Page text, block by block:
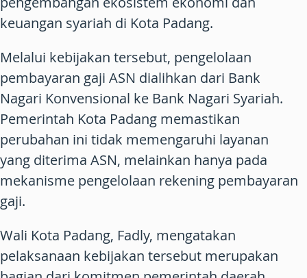
keuangan syariah di Kota Padang.
Melalui kebijakan tersebut, pengelolaan
pembayaran gaji ASN dialihkan dari Bank
Nagari Konvensional ke Bank Nagari Syariah.
Pemerintah Kota Padang memastikan
perubahan ini tidak memengaruhi layanan
yang diterima ASN, melainkan hanya pada
mekanisme pengelolaan rekening pembayaran
gaji.
Wali Kota Padang, Fadly, mengatakan
pelaksanaan kebijakan tersebut merupakan